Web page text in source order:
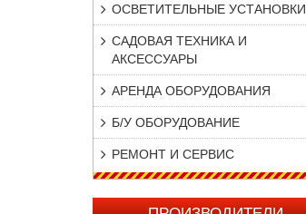
ОСВЕТИТЕЛЬНЫЕ УСТАНОВКИ
САДОВАЯ ТЕХНИКА И
АКСЕССУАРЫ
АРЕНДА ОБОРУДОВАНИЯ
Б/У ОБОРУДОВАНИЕ
РЕМОНТ И СЕРВИС